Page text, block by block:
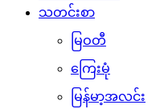
သတင်းစာ
မြဝတီ
ကြေးမုံ
မြန်မာ့အလင်း